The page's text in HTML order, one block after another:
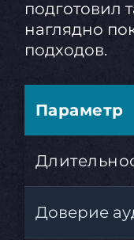
подготовил
наглядно
подходов.
Параметр
Доверие